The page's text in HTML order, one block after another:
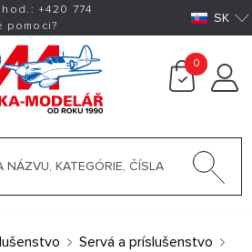
hod.:+420 774
pomoci? SK
0
Servá a príslušenstvo